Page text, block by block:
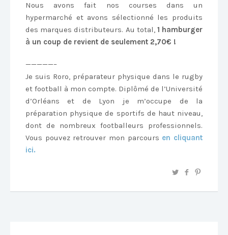
Nous avons fait nos courses dans un
hypermarché et avons sélectionné les produits
des marques distributeurs. Au total, 1 hamburger
à un coup de revient de seulement 2,70€ !
—————–
Je suis Roro, préparateur physique dans le rugby
et football à mon compte. Diplômé de l’Université
d’Orléans et de Lyon je m’occupe de la
préparation physique de sportifs de haut niveau,
dont de nombreux footballeurs professionnels.
Vous pouvez retrouver mon parcours en cliquant
ici.